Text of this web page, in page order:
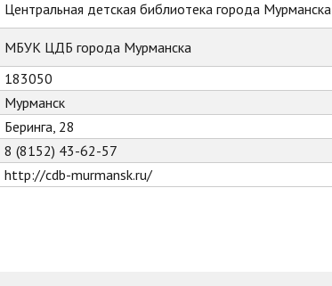
Центральная детская библиотека города Мурманска
МБУК ЦДБ города Мурманска
183050
Мурманск
Беринга, 28
8 (8152) 43-62-57
http://cdb-murmansk.ru/